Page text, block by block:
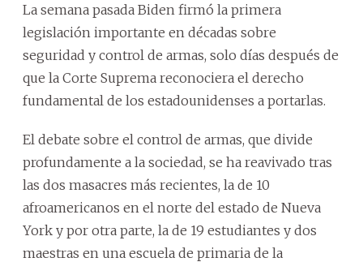
La semana pasada Biden firmó la primera
legislación importante en décadas sobre
seguridad y control de armas, solo días después de
que la Corte Suprema reconociera el derecho
fundamental de los estadounidenses a portarlas.
El debate sobre el control de armas, que divide
profundamente a la sociedad, se ha reavivado tras
las dos masacres más recientes, la de 10
afroamericanos en el norte del estado de Nueva
York y por otra parte, la de 19 estudiantes y dos
maestras en una escuela de primaria de la